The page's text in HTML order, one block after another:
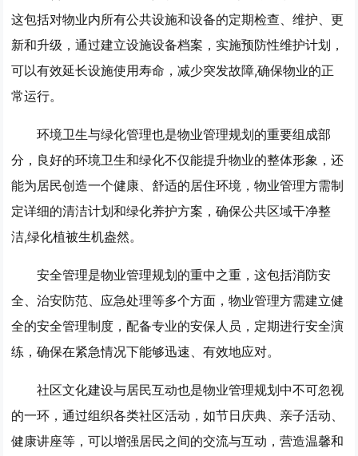
这包括对物业内所有公共设施和设备的定期检查、维护、更
新和升级，通过建立设施设备档案，实施预防性维护计划，
可以有效延长设施使用寿命，减少突发故障,确保物业的正
常运行。
环境卫生与绿化管理也是物业管理规划的重要组成部
分，良好的环境卫生和绿化不仅能提升物业的整体形象，还
能为居民创造一个健康、舒适的居住环境，物业管理方需制
定详细的清洁计划和绿化养护方案，确保公共区域干净整
洁,绿化植被生机盎然。
安全管理是物业管理规划的重中之重，这包括消防安
全、治安防范、应急处理等多个方面，物业管理方需建立健
全的安全管理制度，配备专业的安保人员，定期进行安全演
练，确保在紧急情况下能够迅速、有效地应对。
社区文化建设与居民互动也是物业管理规划中不可忽视
的一环，通过组织各类社区活动，如节日庆典、亲子活动、
健康讲座等，可以增强居民之间的交流与互动，营造温馨和